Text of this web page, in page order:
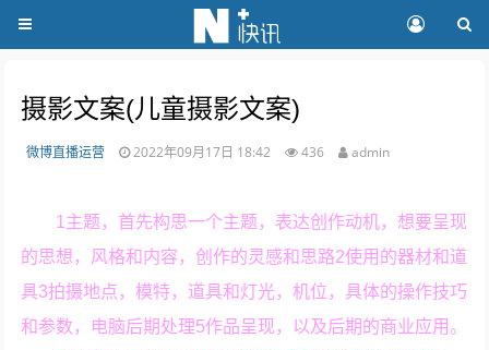
摄影文案(儿童摄影文案)
微博直播运营 2022年09月17日 18:42 436 admin
1主题，首先构思一个主题，表达创作动机，想要呈现
的思想，风格和内容，创作的灵感和思路2使用的器材和道
具3拍摄地点，模特，道具和灯光，机位，具体的操作技巧
和参数，电脑后期处理5作品呈现，以及后期的商业应用。